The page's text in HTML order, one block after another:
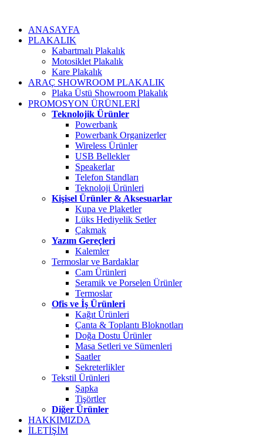
ANASAYFA
PLAKALIK
Kabartmalı Plakalık
Motosiklet Plakalık
Kare Plakalık
ARAÇ SHOWROOM PLAKALIK
Plaka Üstü Showroom Plakalık
PROMOSYON ÜRÜNLERİ
Teknolojik Ürünler
Powerbank
Powerbank Organizerler
Wireless Ürünler
USB Bellekler
Speakerlar
Telefon Standları
Teknoloji Ürünleri
Kişisel Ürünler & Aksesuarlar
Kupa ve Plaketler
Lüks Hediyelik Setler
Çakmak
Yazım Gereçleri
Kalemler
Termoslar ve Bardaklar
Cam Ürünleri
Seramik ve Porselen Ürünler
Termoslar
Ofis ve İş Ürünleri
Kağıt Ürünleri
Çanta & Toplantı Bloknotları
Doğa Dostu Ürünler
Masa Setleri ve Sümenleri
Saatler
Sekreterlikler
Tekstil Ürünleri
Şapka
Tişörtler
Diğer Ürünler
HAKKIMIZDA
İLETİŞİM